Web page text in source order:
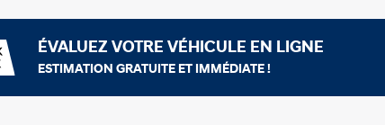
ÉVALUEZ VOTRE VÉHICULE EN LIGNE
ESTIMATION GRATUITE ET IMMÉDIATE !